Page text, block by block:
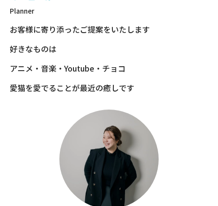
Planner
お客様に寄り添ったご提案をいたします
好きなものは
アニメ・音楽・Youtube・チョコ
愛猫を愛でることが最近の癒しです